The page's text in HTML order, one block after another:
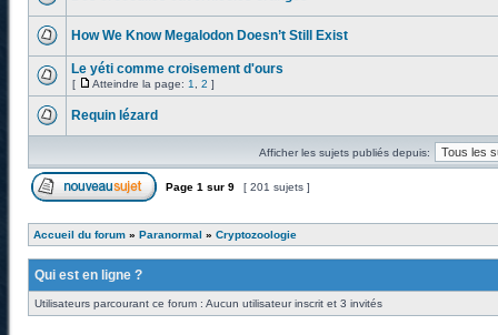
How We Know Megalodon Doesn’t Still Exist
Le yéti comme croisement d'ours
[ Atteindre la page: 1 2 ]
Requin lézard
Afficher les sujets publiés depuis:
Page 1 sur 9 [ 201 sujets ]
Accueil du forum » Paranormal » Cryptozoologie
Qui est en ligne ?
Utilisateurs parcourant ce forum : Aucun utilisateur inscrit et 3 invités